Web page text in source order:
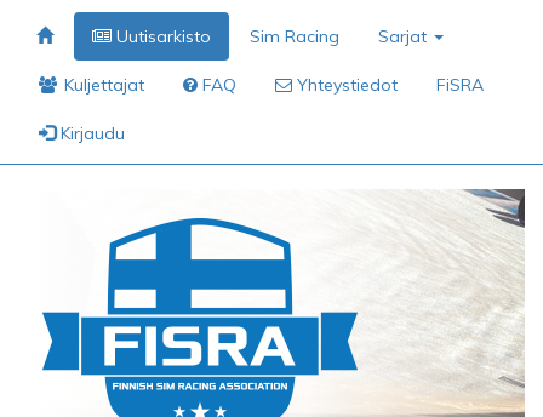
Uutisarkisto Sim Racing Sarjat
Kuljettajat FAQ Yhteystiedot FiSRA
Kirjaudu